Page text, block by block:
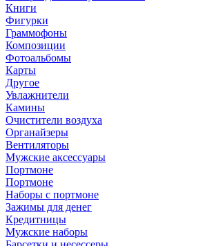
Книги
Фигурки
Граммофоны
Композиции
Фотоальбомы
Карты
Другое
Увлажнители
Камины
Очистители воздуха
Органайзеры
Вентиляторы
Мужские аксессуары
Портмоне
Портмоне
Наборы с портмоне
Зажимы для денег
Кредитницы
Мужские наборы